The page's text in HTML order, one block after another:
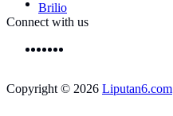
Brilio
Connect with us
Copyright © 2026 Liputan6.com